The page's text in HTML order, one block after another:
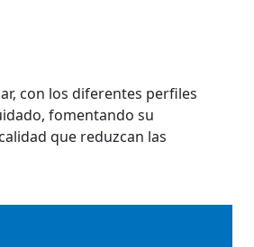
con los diferentes perfiles
fomentando su
que reduzcan las